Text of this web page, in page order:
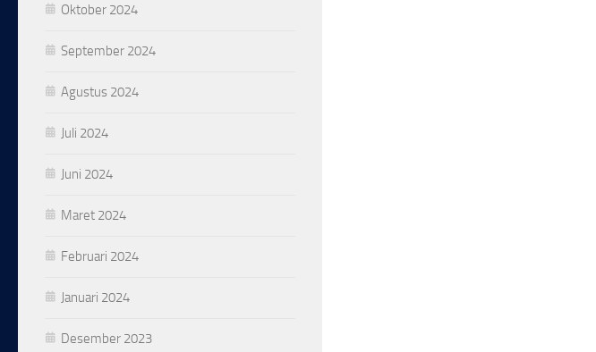
Oktober 2024
September 2024
Agustus 2024
Juli 2024
Juni 2024
Maret 2024
Februari 2024
Januari 2024
Desember 2023